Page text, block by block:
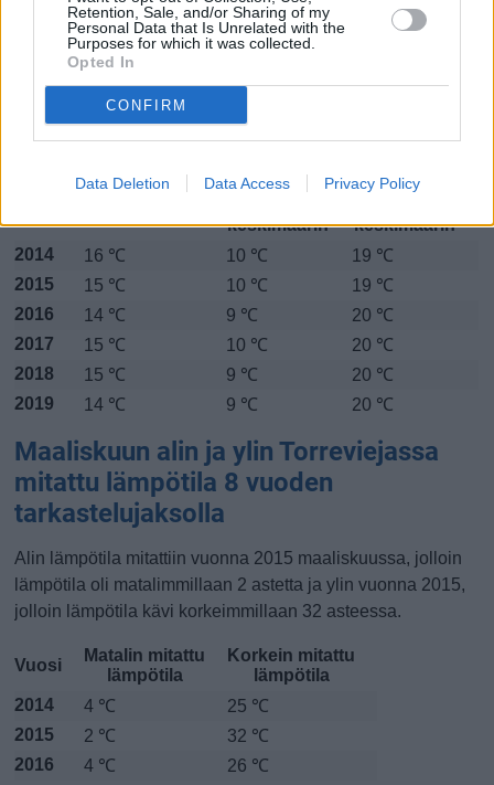
Retention, Sale, and/or Sharing of my
Personal Data that Is Unrelated with the
Purposes for which it was collected.
Opted In
CONFIRM
Data Deletion Data Access Privacy Policy
Maaliskuun keskilämpötila
Torreviejassa 8 vuoden
tarkastelujaksolla
Mikä on Torreviejan tavanomainen lämpötila maaliskuussa.
Vuorokauden
Alin
keskimäärin
Ylin
keskimäärin
2014
16 ℃ 10 ℃
19 ℃
2015
15 ℃ 10 ℃
19 ℃
2016
14 ℃ 9 ℃
20 ℃
2017
15 ℃ 10 ℃
20 ℃
2018
15 ℃ 9 ℃
20 ℃
2019
14 ℃ 9 ℃ 20 ℃
Maaliskuun alin ja ylin Torreviejassa
mitattu lämpötila 8 vuoden
tarkastelujaksolla
Alin lämpötila mitattiin vuonna 2015 maaliskuussa, jolloin
lämpötila oli matalimmillaan 2 astetta ja ylin vuonna 2015,
jolloin lämpötila kävi korkeimmillaan 32 asteessa.
Vuosi
Matalin mitattu
lämpötila
Korkein mitattu
lämpötila
2014
4 ℃
25 ℃
2015
2 ℃
32 ℃
2016
4 ℃ 26 ℃